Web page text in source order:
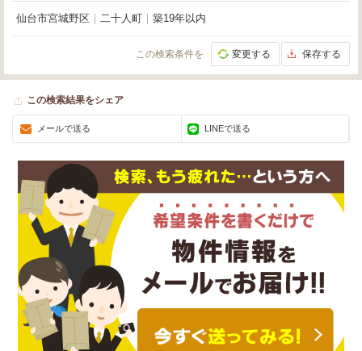
仙台市宮城野区 二十人町 築19年以内
この検索条件を 変更する 保存する
この検索結果をシェア
メールで送る LINEで送る